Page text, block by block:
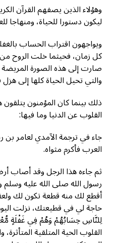
وهؤلاء الذين يصفهم القرآن
ليكون دستورا للحياة، ومنهاجا
ويواجهون اقتراب الحساب
كل زمان، فحيثما خلت الروح من
صارت إلى هذه الصورة المريضة
والتي تحيل الحياة كلها إلى
ذلك بينما كان المؤمنون
القلوب عن الدنيا وما فيها:
جاء في ترجمة الآمدي لعامر
العرب فأكرم مثواه.
ثم جاءه هذا الرجل وقد أصاب
رسول الله صلى الله عليه
أقطع لك منه قطعة تكون لك
حاجة لي في قطيعتك، نزلت
لِلنَّاسِ حِسَابُهُمْ وَهُمْ فِي غَفْلَةٍ
القلوب الحية المتلقية